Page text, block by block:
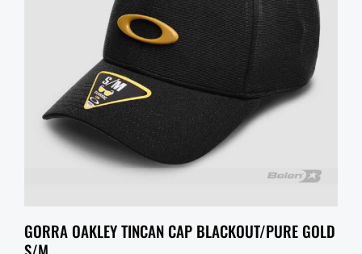
GORRA OAKLEY TINCAN CAP BLACKOUT/PURE GOLD